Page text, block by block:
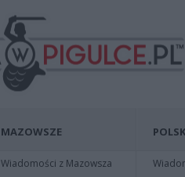
MAZOWSZE
Wiadomości z Mazowsza